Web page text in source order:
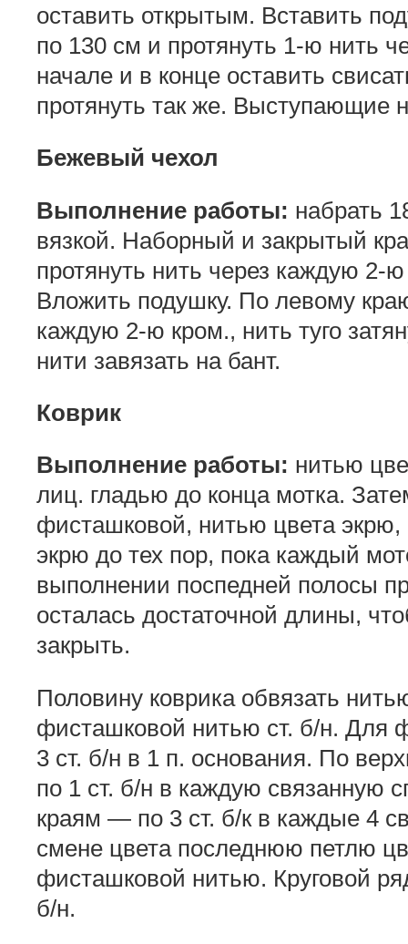
оставить открытым. Вставить
по 130 см и протянуть 1-ю нить
начале и в конце оставить
протянуть так же. Выступающие
Бежевый чехол
Выполнение работы: набрать
вязкой. Наборный и закрытый
протянуть нить через каждую 2-ю
Вложить подушку. По левому
каждую 2-ю кром., нить туго
нити завязать на бант.
Коврик
Выполнение работы: нитью
лиц. гладью до конца мотка.
фисташковой, нитью цвета
экрю до тех пор, пока каждый
выполнении поспедней полосы
осталась достаточной длины,
закрыть.
Половину коврика обвязать
фисташковой нитью ст. б/н. Для
3 ст. б/н в 1 п. основания. По
по 1 ст. б/н в каждую связанную
краям — по 3 ст. б/к в каждые 4
смене цвета последнюю петлю
фисташковой нитью. Круговой
б/н.